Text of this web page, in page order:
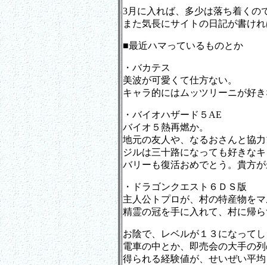
3月に入れば、多少は落ち着くの
また気長にサイトの日記が書け
■最近ハマっているものとか
・バカテス
美波が可愛くて仕方ない。
キャラ的にはムッツリーニが好
・バイオハザード５AE
バイオ５熱再燃か。
地元の友人や、なるおさんと協
ジルは三十路になっても好きな
バリーも復活おめでとう。貴方
・ドラゴンクエスト６ＤＳ版
主人公トプロが、村の特産物を
精霊の冠を手に入れて、村に帰
お陰で、レベルが１３になって
電車の中とか、即売会の大手の
得られる経験値が、せいぜい平